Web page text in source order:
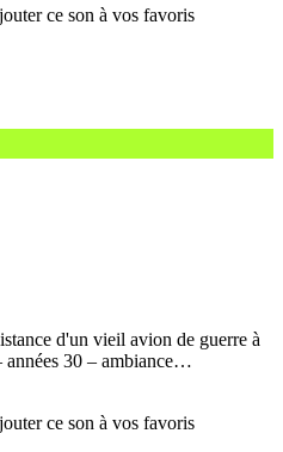
d'un vieil avion de guerre à
30 – ambiance…